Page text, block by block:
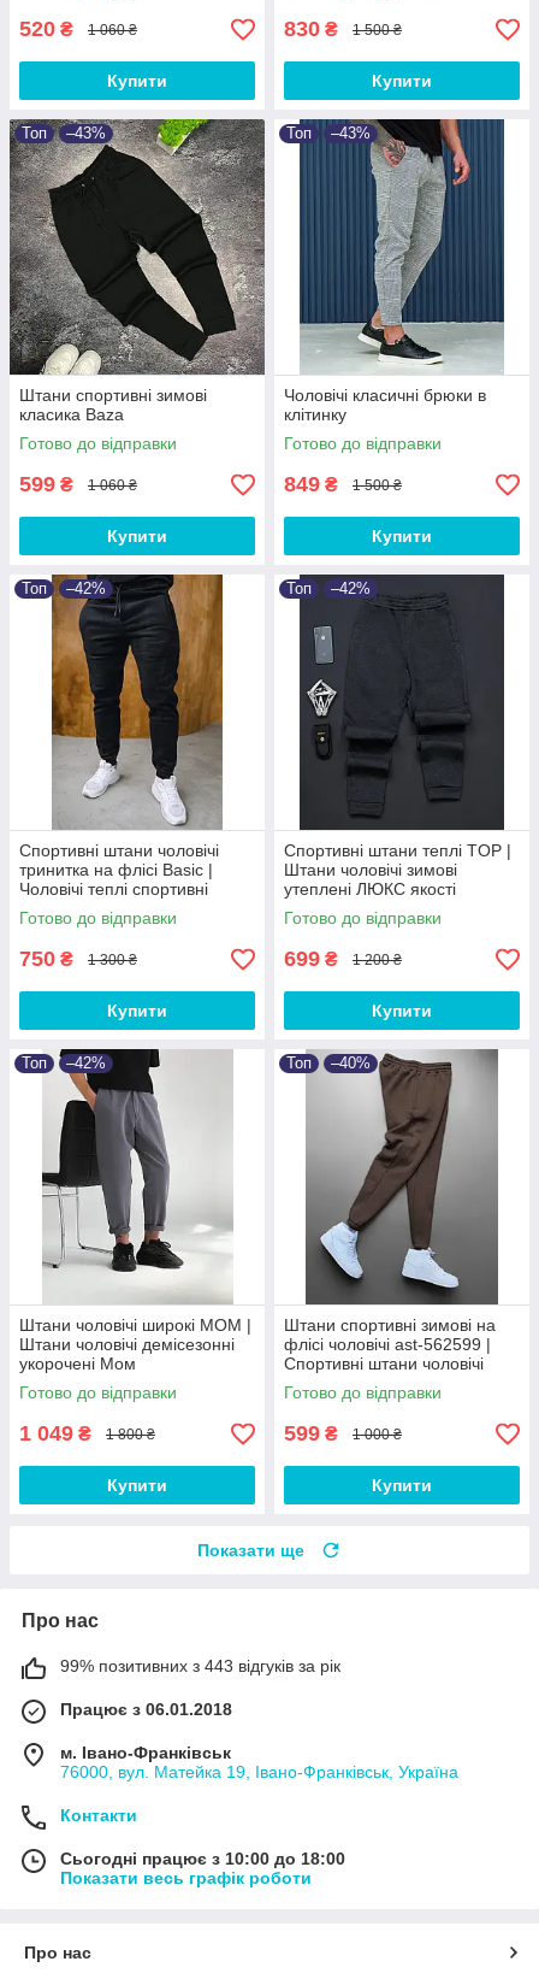
520 ₴ 1 060 ₴
Купити
830 ₴ 1 500 ₴
Купити
Топ –43%
Штани спортивні зимові
класика Baza
Готово до відправки
599 ₴ 1 060 ₴
Купити
Топ –43%
Чоловічі класичні брюки в
клітинку
Готово до відправки
849 ₴ 1 500 ₴
Купити
Топ –42%
Спортивні штани чоловічі
тринитка на флісі Basic |
Чоловічі теплі спортивні
штани від XS до 3XL
Готово до відправки
750 ₴ 1 300 ₴
Купити
Топ –42%
Спортивні штани теплі TOP |
Штани чоловічі зимові
утеплені ЛЮКС якості
Готово до відправки
699 ₴ 1 200 ₴
Купити
Топ –42%
Штани чоловічі широкі МОМ |
Штани чоловічі демісезонні
укорочені Мом
Готово до відправки
1 049 ₴ 1 800 ₴
Купити
Топ –40%
Штани спортивні зимові на
флісі чоловічі ast-562599 |
Спортивні штани чоловічі
теплі Люкс якості
Готово до відправки
599 ₴ 1 000 ₴
Купити
Показати ще
Про нас
99% позитивних з 443 відгуків за рік
Працює з 06.01.2018
м. Івано-Франківськ
76000, вул. Матейка 19, Івано-Франківськ, Україна
Контакти
Сьогодні працює з 10:00 до 18:00
Показати весь графік роботи
Про нас